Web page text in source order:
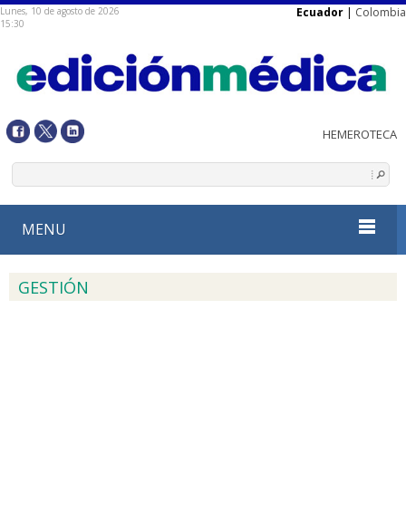
Lunes, 10 de agosto de 2026
15:30
Ecuador | Colombia
MENU
GESTIÓN